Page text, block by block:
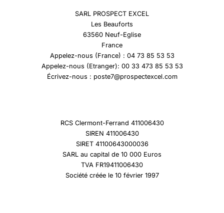
SARL PROSPECT EXCEL
Les Beauforts
63560 Neuf-Eglise
France
Appelez-nous (France) : 04 73 85 53 53
Appelez-nous (Etranger): 00 33 473 85 53 53
Écrivez-nous : poste7@prospectexcel.com
RCS Clermont-Ferrand 411006430
SIREN 411006430
SIRET 41100643000036
SARL au capital de 10 000 Euros
TVA FR19411006430
Société créée le 10 février 1997